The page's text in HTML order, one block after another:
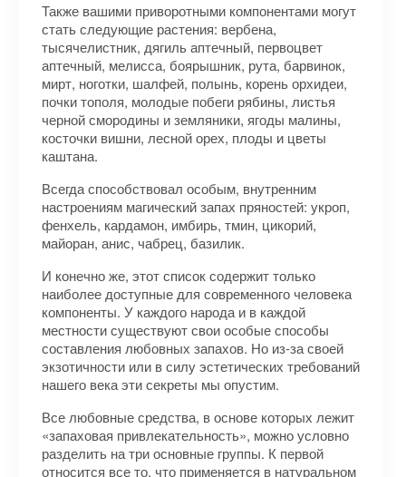
Также вашими приворотными компонентами могут
стать следующие растения: вербена,
тысячелистник, дягиль аптечный, первоцвет
аптечный, мелисса, боярышник, рута, барвинок,
мирт, ноготки, шалфей, полынь, корень орхидеи,
почки тополя, молодые побеги рябины, листья
черной смородины и земляники, ягоды малины,
косточки вишни, лесной орех, плоды и цветы
каштана.
Всегда способствовал особым, внутренним
настроениям магический запах пряностей: укроп,
фенхель, кардамон, имбирь, тмин, цикорий,
майоран, анис, чабрец, базилик.
И конечно же, этот список содержит только
наиболее доступные для современного человека
компоненты. У каждого народа и в каждой
местности существуют свои особые способы
составления любовных запахов. Но из-за своей
экзотичности или в силу эстетических требований
нашего века эти секреты мы опустим.
Все любовные средства, в основе которых лежит
«запаховая привлекательность», можно условно
разделить на три основные группы. К первой
относится все то, что применяется в натуральном